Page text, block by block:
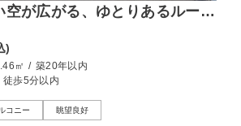
が広がる、ゆとりあるルーフ
)
㎡ / 築20年以内
徒歩5分以内
コニー 眺望良好